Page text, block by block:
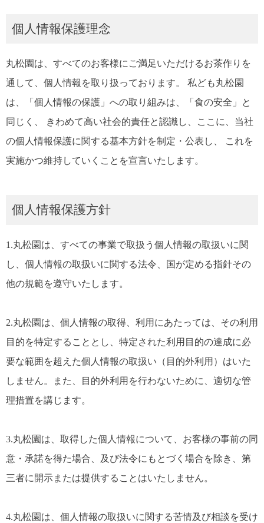
個人情報保護理念
丸松園は、すべてのお客様にご満足いただけるお茶作りを
通して、個人情報を取り扱っております。 私ども丸松園
は、「個人情報の保護」への取り組みは、「食の安全」と
同じく、 きわめて高い社会的責任と認識し、ここに、当社
の個人情報保護に関する基本方針を制定・公表し、 これを
実施かつ維持していくことを宣言いたします。
個人情報保護方針
1.丸松園は、すべての事業で取扱う個人情報の取扱いに関
し、個人情報の取扱いに関する法令、国が定める指針その
他の規範を遵守いたします。
2.丸松園は、個人情報の取得、利用にあたっては、その利用
目的を特定することとし、特定された利用目的の達成に必
要な範囲を超えた個人情報の取扱い（目的外利用）はいた
しません。また、目的外利用を行わないために、適切な管
理措置を講じます。
3.丸松園は、取得した個人情報について、お客様の事前の同
意・承諾を得た場合、及び法令にもとづく場合を除き、第
三者に開示または提供することはいたしません。
4.丸松園は、個人情報の取扱いに関する苦情及び相談を受け